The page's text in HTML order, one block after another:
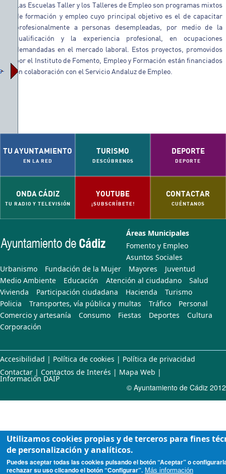
Las Escuelas Taller y los Talleres de Empleo son programas mixtos
de formación y empleo cuyo principal objetivo es el de capacitar
profesionalmente a personas desempleadas, por medio de la
cualificación y la experiencia profesional, en ocupaciones
demandadas en el mercado laboral. Estos proyectos, promovidos
por el Instituto de Fomento, Empleo y Formación están financiados
en colaboración con el Servicio Andaluz de Empleo.
TU AYUNTAMIENTO
EN LA RED
TURISMO
DESCÚBRENOS
DEPORTE
DEPORTE
ONDA CÁDIZ
TU RADIO Y TELEVISIÓN
YOUTUBE
¡SUBSCRÍBETE!
CONTACTAR
CUÉNTANOS
Áreas Municipales
Fomento y Empleo
Asuntos Sociales
Urbanismo
Fundación de la Mujer Mayores
Juventud
Medio Ambiente
Educación Atención al ciudadano
Salud
Vivienda
Participación ciudadana Hacienda
Turismo
Policia
Transportes, vía pública y multas Tráfico
Personal
Comercio y artesanía
Consumo Fiestas Deportes
Cultura
Corporación
Accesibilidad | Política de cookies | Política de privacidad
Contactar | Contactos de Interés | Mapa Web |
Información DAIP
© Ayuntamiento de Cádiz 2012
Utilizamos cookies propias y de terceros para fines
de personalización y analíticos.
Puedes aceptar todas las cookies pulsando el botón “Aceptar” o
rechazar su uso clicando el botón “Configurar”. Más información